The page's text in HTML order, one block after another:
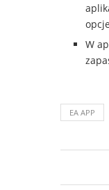
W
EA APP